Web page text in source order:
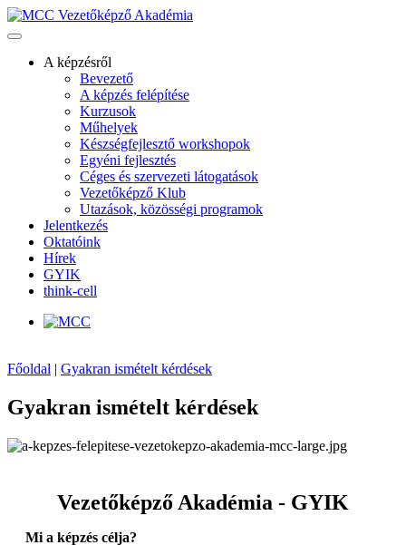
A képzésről
Bevezető
A képzés felépítése
Kurzusok
Műhelyek
Készségfejlesztő workshopok
Egyéni fejlesztés
Céges és szervezeti látogatások
Vezetőképző Klub
Utazások, közösségi programok
Jelentkezés
Oktatóink
Hírek
GYIK
think-cell
Főoldal | Gyakran ismételt kérdések
Gyakran ismételt kérdések
Vezetőképző Akadémia - GYIK
Mi a képzés célja?